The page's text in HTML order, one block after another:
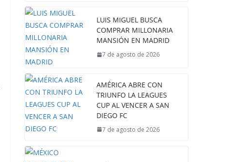
LUIS MIGUEL BUSCA
COMPRAR MILLONARIA
MANSIÓN EN MADRID
7 de agosto de 2026
AMÉRICA ABRE CON
TRIUNFO LA LEAGUES
CUP AL VENCER A SAN
DIEGO FC
7 de agosto de 2026